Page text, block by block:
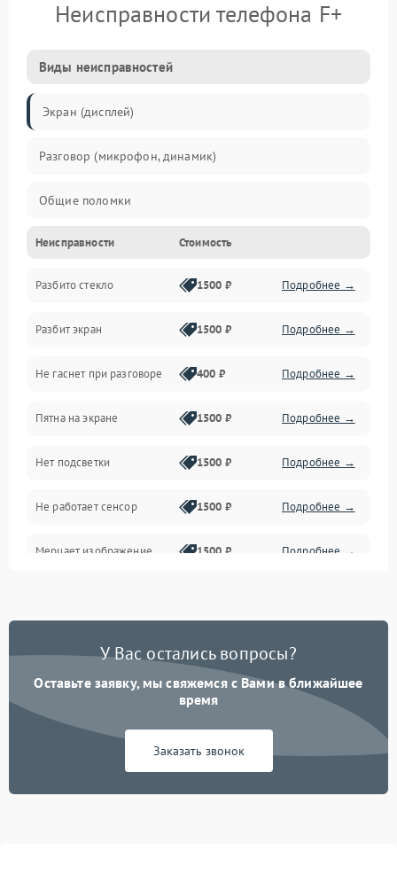
Неисправности телефона F+
Виды неисправностей
Экран (дисплей)
Разговор (микрофон, динамик)
Общие поломки
Проблемы связи
Камеры
Проблемы с дисплеем и сенсором
Зарядка
Проблемы с питанием, зарядкой и аккумулятором
Проблемы с работой системы, корпусом и другие
Неисправности Стоимость
Разбито стекло 1500 ₽ Подробнее →
Разбит экран 1500 ₽ Подробнее →
Не гаснет при разговоре 400 ₽ Подробнее →
Пятна на экране 1500 ₽ Подробнее →
Нет подсветки 1500 ₽ Подробнее →
Не работает сенсор 1500 ₽ Подробнее →
Мерцает изображение 1500 ₽ Подробнее →
У Вас остались вопросы?
Оставьте заявку, мы свяжемся с Вами в ближайшее
время
Заказать звонок